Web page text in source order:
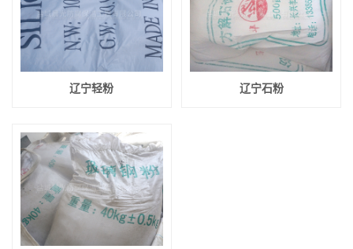
辽宁轻粉 辽宁石粉